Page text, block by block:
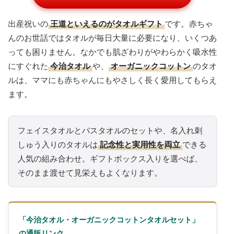
出産祝いの王道といえるのがタオルギフト です。赤ちゃ
んのお世話ではタオルが毎日大量に必要になり、いくつあ
っても困りません。なかでも肌ざわりがやわらかく吸水性
にすぐれた 今治タオルや、 オーガニックコットンのタオ
ルは、ママにも赤ちゃんにもやさしく長く愛用してもらえ
ます。
フェイスタオルとバスタオルのセットや、名入れ刺
しゅう入りのタオルは 記念性と実用性を両立 できる
人気の組み合わせ。ギフトボックス入りを選べば、
そのまま渡せて見栄えもよくなります。
「今治タオル・オーガニックコットンタオルセット」